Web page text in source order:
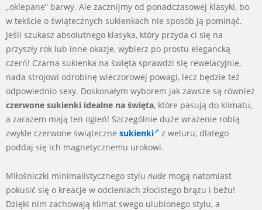
„oklepane” barwy. Ale zacznijmy od ponadczasowej klasyki, bo
w tekście o świątecznych sukienkach nie sposób ją pominąć.
Jeśli szukasz absolutnego klasyka, który przyda ci się na
przyszły rok lub inne okazje, wybierz po prostu elegancką
czerń! Czarna sukienka na święta sprawdzi się rewelacyjnie,
nada strojowi odrobinę wieczorowej powagi, lecz będzie też
odpowiednio sexy. Doskonałym wyborem jak zawsze są również
czerwone sukienki idealne na święta, które pasują do klimatu,
a zarazem mają ten ogień! Szczególnie duże wrażenie robią
zwykle czerwone świąteczne sukienki
z weluru, dlatego
poddaj się ich magnetycznemu urokowi.
Miłośniczki minimalistycznego stylu nude mogą natomiast
pokusić się o kreacje w odcieniach złocistego brązu i beżu!
Dzięki nim zachowają klimat swego ulubionego stylu, a